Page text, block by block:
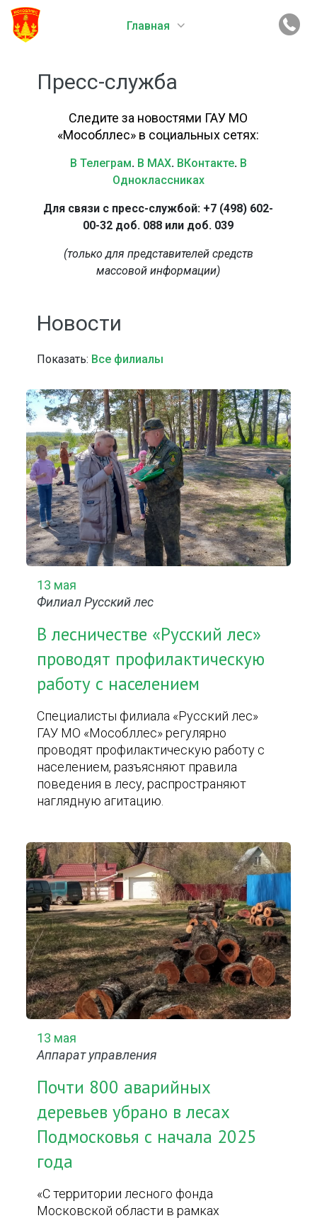
Главная
Пресс-служба
Следите за новостями ГАУ МО
«Мособллес» в социальных сетях:
В Телеграм. В MAX. ВКонтакте. В
Одноклассниках
Для связи с пресс-службой: +7 (498) 602-
00-32 доб. 088 или доб. 039
(только для представителей средств
массовой информации)
Новости
Показать: Все филиалы
13 мая
Филиал Русский лес
В лесничестве «Русский лес»
проводят профилактическую
работу с населением
Специалисты филиала «Русский лес»
ГАУ МО «Мособллес» регулярно
проводят профилактическую работу с
населением, разъясняют правила
поведения в лесу, распространяют
наглядную агитацию.
13 мая
Аппарат управления
Почти 800 аварийных
деревьев убрано в лесах
Подмосковья с начала 2025
года
«С территории лесного фонда
Московской области в рамках